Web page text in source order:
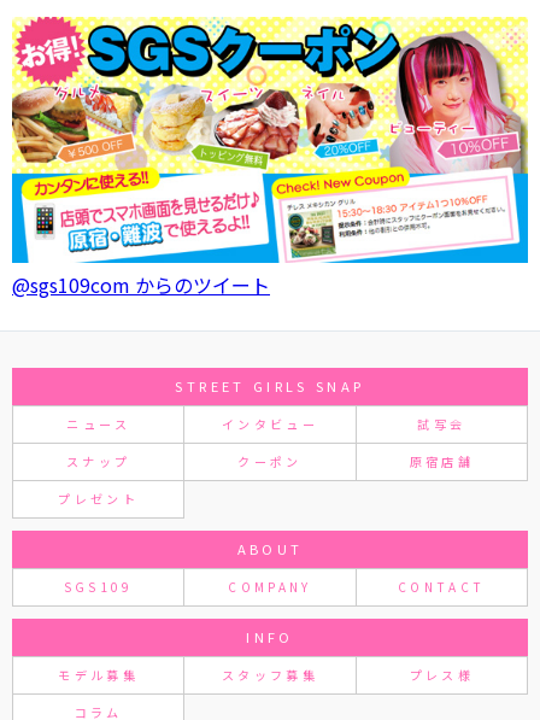
@sgs109com からのツイート
STREET GIRLS SNAP
ニュース インタビュー 試写会
スナップ クーポン 原宿店舗
プレゼント
ABOUT
SGS109 COMPANY CONTACT
INFO
モデル募集 スタッフ募集 プレス様
コラム